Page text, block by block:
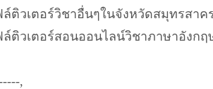
ติวเตอร์วิชาอื่นๆในจังหวัดสมุทรสาค
ติวเตอร์สอนออนไลน์วิชาภาษาอังกฤ
,